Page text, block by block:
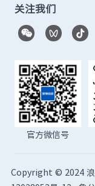
关注我们
官方微信号
Copyright © 2024 浪